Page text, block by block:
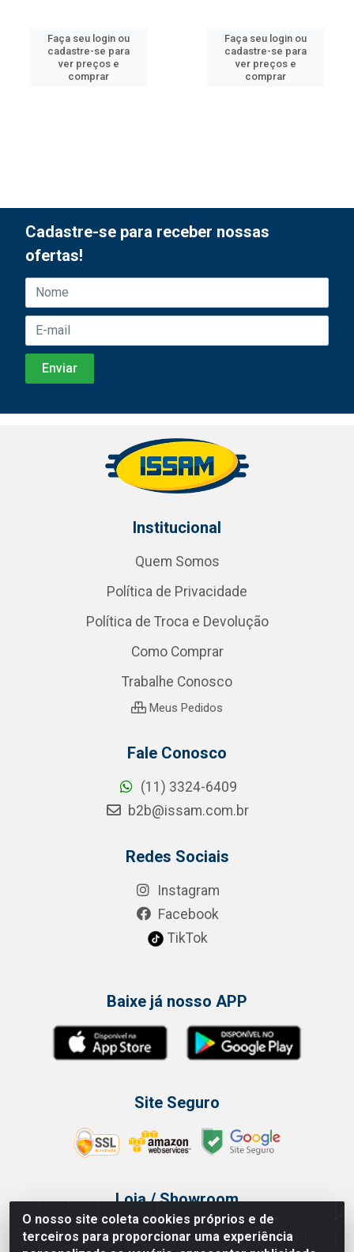
Faça seu login ou
cadastre-se para
ver preços e
comprar
Faça seu login ou
cadastre-se para
ver preços e
comprar
O nosso site coleta cookies próprios e de
terceiros para proporcionar uma experiência
Cadastre-se para receber nossas
ofertas!
Institucional
Quem Somos
Política de Privacidade
Política de Troca e Devolução
Como Comprar
Trabalhe Conosco
Meus Pedidos
Fale Conosco
(11) 3324-6409
b2b@issam.com.br
Redes Sociais
Instagram
Facebook
TikTok
Baixe já nosso APP
Site Seguro
Loja / Showroom
Tel.: (11) 3314 6400